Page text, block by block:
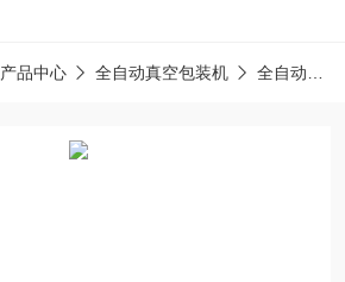
产品中心 全自动真空包装机 全自动真空包装机